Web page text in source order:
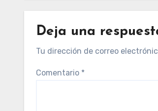
Deja una
Tu dirección de correo
Comentario *